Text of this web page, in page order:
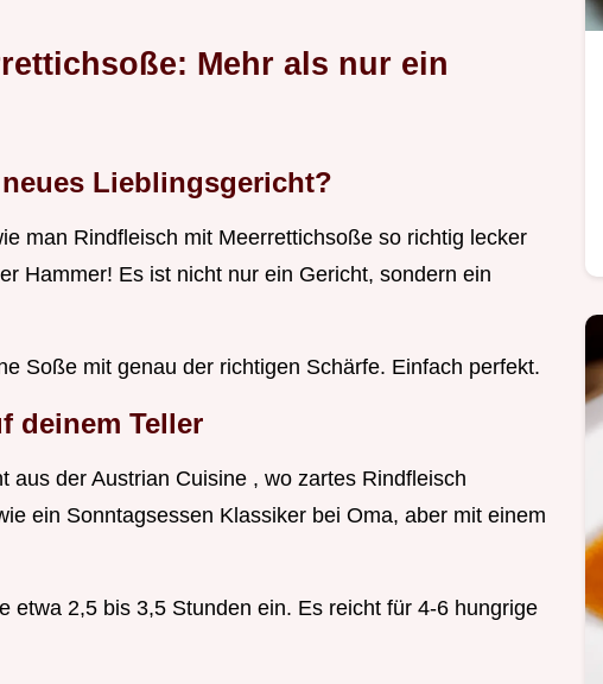
Mehr als nur ein
Lieblingsgericht?
man Rindfleisch mit Meerrettichsoße so richtig lecker
Hammer! Es ist nicht nur ein Gericht, sondern ein
Soße mit genau der richtigen Schärfe. Einfach perfekt.
deinem Teller
aus der Austrian Cuisine , wo zartes Rindfleisch
ein Sonntagsessen Klassiker bei Oma, aber mit einem
etwa 2,5 bis 3,5 Stunden ein. Es reicht für 4-6 hungrige